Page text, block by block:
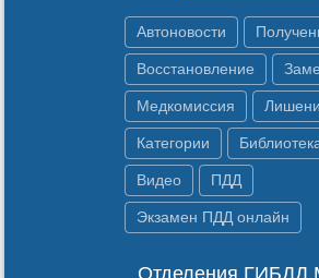
Автоновости
Восстановление
Медкомиссия
Категории
Видео ПДД
Экзамен ПДД онлайн
Отделения ГИБДД